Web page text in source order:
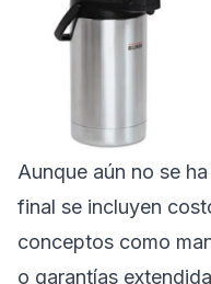
Aunque aún no se
final se incluyen
conceptos como
o garantías